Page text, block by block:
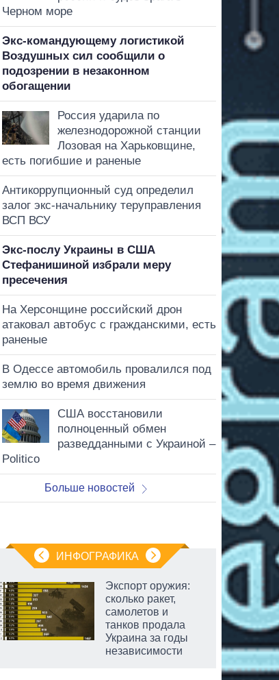
Черном море
Экс-командующему логистикой
Воздушных сил сообщили о
подозрении в незаконном
обогащении
Россия ударила по
железнодорожной станции
Лозовая на Харьковщине,
есть погибшие и раненые
Антикоррупционный суд определил
залог экс-начальнику теруправления
ВСП ВСУ
Экс-послу Украины в США
Стефанишиной избрали меру
пресечения
На Херсонщине российский дрон
атаковал автобус с гражданскими, есть
раненые
В Одессе автомобиль провалился под
землю во время движения
США восстановили
полноценный обмен
разведданными с Украиной –
Politico
Больше новостей
ИНФОГРАФИКА
Экспорт оружия:
сколько ракет,
самолетов и
танков продала
Украина за годы
независимости